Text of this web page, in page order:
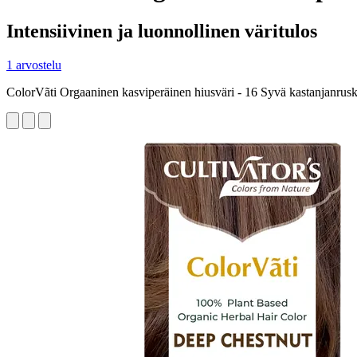
Intensiivinen ja luonnollinen väritulos
1 arvostelu
ColorVãti Orgaaninen kasviperäinen hiusväri - 16 Syvä